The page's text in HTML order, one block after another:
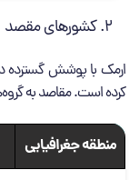
کشورهای مقصد
ارمک با پوشش گسترده
کرده است. مقاصد به
منطقه جغرافیایی